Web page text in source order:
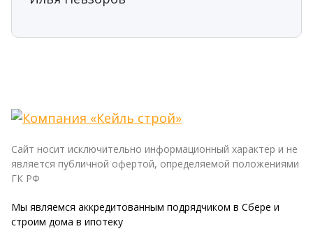
Сайт носит исключительно информационный характер и не
является публичной офертой, определяемой положениями
ГК РФ
Мы являемся аккредитованным подрядчиком в Сбере и
строим дома в ипотеку